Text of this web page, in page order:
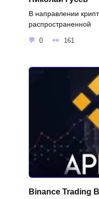
В направлении
распространенной
0 161
Binance Trading